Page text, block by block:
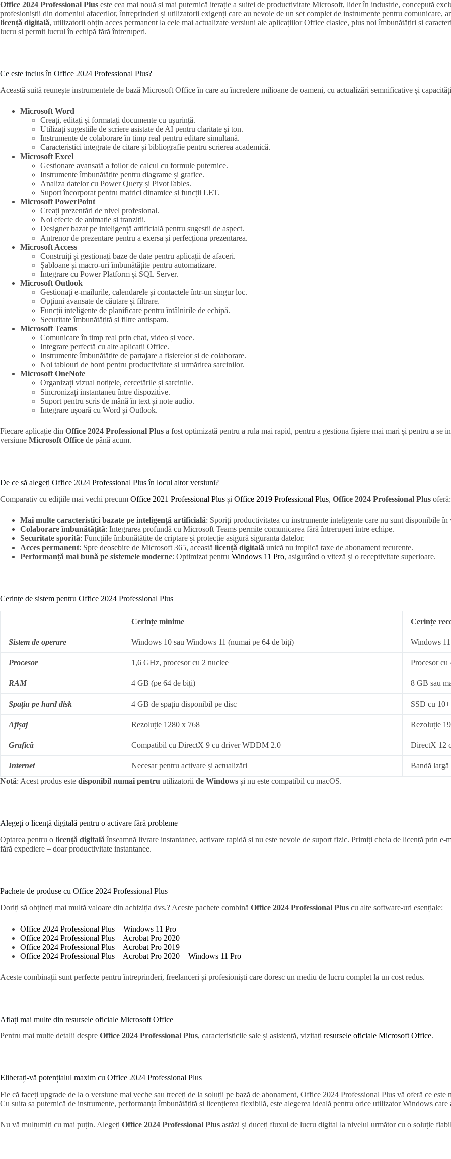
Office 2024 Professional Plus este cea mai nouă și mai puternică iterație a suitei de productivitate Microsoft, lider în industrie, concepută
profesioniștii din domeniul afacerilor, întreprinderi și utilizatorii exigenți care au nevoie de un set complet de instrumente pentru comunicare,
licență digitală, utilizatorii obțin acces permanent la cele mai actualizate versiuni ale aplicațiilor Office clasice, plus noi îmbunătățiri și
lucru și permit lucrul în echipă fără întreruperi.
Ce este inclus în Office 2024 Professional Plus?
Această suită reunește instrumentele de bază Microsoft Office în care au încredere milioane de oameni, cu actualizări semnificative și
Microsoft Word
Creați, editați și formatați documente cu ușurință.
Utilizați sugestiile de scriere asistate de AI pentru claritate și ton.
Instrumente de colaborare în timp real pentru editare simultană.
Caracteristici integrate de citare și bibliografie pentru scrierea academică.
Microsoft Excel
Gestionare avansată a foilor de calcul cu formule puternice.
Instrumente îmbunătățite pentru diagrame și grafice.
Analiza datelor cu Power Query și PivotTables.
Suport încorporat pentru matrici dinamice și funcții LET.
Microsoft PowerPoint
Creați prezentări de nivel profesional.
Noi efecte de animație și tranziții.
Designer bazat pe inteligență artificială pentru sugestii de aspect.
Antrenor de prezentare pentru a exersa și perfecționa prezentarea.
Microsoft Access
Construiți și gestionați baze de date pentru aplicații de afaceri.
Șabloane și macro-uri îmbunătățite pentru automatizare.
Integrare cu Power Platform și SQL Server.
Microsoft Outlook
Gestionați e-mailurile, calendarele și contactele într-un singur loc.
Opțiuni avansate de căutare și filtrare.
Funcții inteligente de planificare pentru întâlnirile de echipă.
Securitate îmbunătățită și filtre antispam.
Microsoft Teams
Comunicare în timp real prin chat, video și voce.
Integrare perfectă cu alte aplicații Office.
Instrumente îmbunătățite de partajare a fișierelor și de colaborare.
Noi tablouri de bord pentru productivitate și urmărirea sarcinilor.
Microsoft OneNote
Organizați vizual notițele, cercetările și sarcinile.
Sincronizați instantaneu între dispozitive.
Suport pentru scris de mână în text și note audio.
Integrare ușoară cu Word și Outlook.
Fiecare aplicație din Office 2024 Professional Plus a fost optimizată pentru a rula mai rapid, pentru a gestiona fișiere mai mari și pentru a
versiune Microsoft Office de până acum.
De ce să alegeți Office 2024 Professional Plus în locul altor versiuni?
Comparativ cu edițiile mai vechi precum Office 2021 Professional Plus și Office 2019 Professional Plus, Office 2024 Professional Plus oferă:
Mai multe caracteristici bazate pe inteligență artificială: Sporiți productivitatea cu instrumente inteligente care nu sunt disponibile în
Colaborare îmbunătățită: Integrarea profundă cu Microsoft Teams permite comunicarea fără întreruperi între echipe.
Securitate sporită: Funcțiile îmbunătățite de criptare și protecție asigură siguranța datelor.
Acces permanent: Spre deosebire de Microsoft 365, această licență digitală unică nu implică taxe de abonament recurente.
Performanță mai bună pe sistemele moderne: Optimizat pentru Windows 11 Pro, asigurând o viteză și o receptivitate superioare.
Cerințe de sistem pentru Office 2024 Professional Plus
Cerințe minime Cerințe
Sistem de operare Windows 10 sau Windows 11 (numai pe 64 de biți) Windows
Procesor 1,6 GHz, procesor cu 2 nuclee Procesor cu
RAM 4 GB (pe 64 de biți) 8 GB sau
Spațiu pe hard disk 4 GB de spațiu disponibil pe disc SSD cu
Afișaj Rezoluție 1280 x 768 Rezoluție
Grafică Compatibil cu DirectX 9 cu driver WDDM 2.0 DirectX 12
Internet Necesar pentru activare și actualizări
Bandă largă
Notă: Acest produs este disponibil numai pentru utilizatorii de Windows și nu este compatibil cu macOS.
Alegeți o licență digitală pentru o activare fără probleme
Optarea pentru o licență digitalăînseamnă livrare instantanee, activare rapidă și nu este nevoie de suport fizic. Primiți cheia de licență prin
fără expediere – doar productivitate instantanee.
Pachete de produse cu Office 2024 Professional Plus
Doriți să obțineți mai multă valoare din achiziția dvs.? Aceste pachete combină Office 2024 Professional Plus cu alte software-uri esențiale:
Office 2024 Professional Plus + Windows 11 Pro
Office 2024 Professional Plus + Acrobat Pro 2020
Office 2024 Professional Plus + Acrobat Pro 2019
Office 2024 Professional Plus + Acrobat Pro 2020 + Windows 11 Pro
Aceste combinații sunt perfecte pentru întreprinderi, freelanceri și profesioniști care doresc un mediu de lucru complet la un cost redus.
Aflați mai multe din resursele oficiale Microsoft Office
Pentru mai multe detalii despre Office 2024 Professional Plus, caracteristicile sale și asistență, vizitați resursele oficiale Microsoft Office.
Eliberați-vă potențialul maxim cu Office 2024 Professional Plus
Fie că faceți upgrade de la o versiune mai veche sau treceți de la soluții pe bază de abonament, Office 2024 Professional Plus vă oferă ce
Cu suita sa puternică de instrumente, performanța îmbunătățită și licențierea flexibilă, este alegerea ideală pentru orice utilizator Windows
Nu vă mulțumiți cu mai puțin. Alegeți Office 2024 Professional Plus astăzi și duceți fluxul de lucru digital la nivelul următor cu o soluție